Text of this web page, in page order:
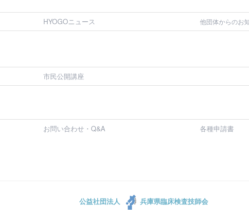
HYOGOニュース 他団体からのお
市民公開講座
お問い合わせ・Q&A 各種申請書
公益社団法人 兵庫県臨床検査技師会